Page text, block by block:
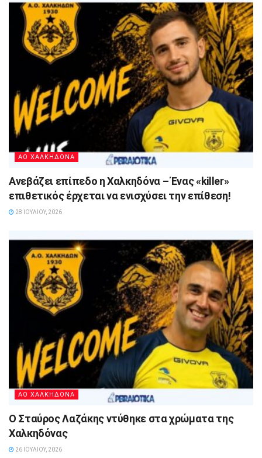
ΑΟ ΧΑΛΚΗΔΟΝΑ
Ανεβάζει επίπεδο η Χαλκηδόνα – Ένας «killer»
επιθετικός έρχεται να ενισχύσει την επίθεση!
28 ΙΟΥΛΊΟΥ, 2026
ΑΟ ΧΑΛΚΗΔΟΝΑ
Ο Σταύρος Λαζάκης ντύθηκε στα χρώματα της
Χαλκηδόνας
26 ΙΟΥΛΊΟΥ, 2026